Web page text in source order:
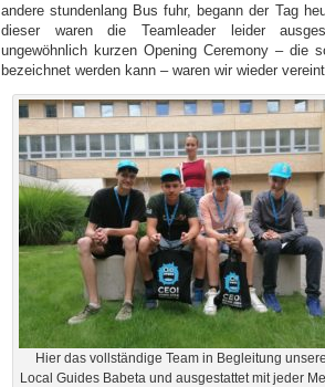
andere stundenlang Bus fuhr, begann der Tag
dieser waren die Teamleader leider
ungewöhnlich kurzen Opening Ceremony – die
bezeichnet werden kann – waren wir wieder
Hier das vollständige Team in Begleitung
Local Guides Babeta und ausgestattet mit jeder